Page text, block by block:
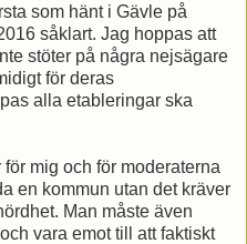
som hänt i Gävle på
såklart. Jag hoppas att
stöter på några nejsägare
för deras
alla etableringar ska
mig och för moderaterna
en kommun utan det kräver
Man måste även
vara emot till att faktiskt